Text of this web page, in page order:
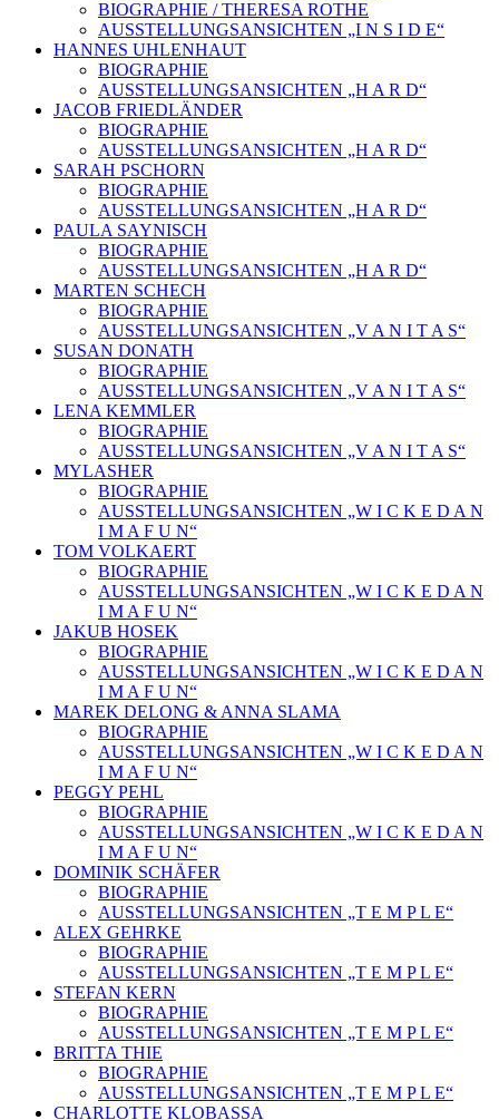
BIOGRAPHIE / THERESA ROTHE
AUSSTELLUNGSANSICHTEN „I N S I D E“
HANNES UHLENHAUT
BIOGRAPHIE
AUSSTELLUNGSANSICHTEN „H A R D“
JACOB FRIEDLÄNDER
BIOGRAPHIE
AUSSTELLUNGSANSICHTEN „H A R D“
SARAH PSCHORN
BIOGRAPHIE
AUSSTELLUNGSANSICHTEN „H A R D“
PAULA SAYNISCH
BIOGRAPHIE
AUSSTELLUNGSANSICHTEN „H A R D“
MARTEN SCHECH
BIOGRAPHIE
AUSSTELLUNGSANSICHTEN „V A N I T A S“
SUSAN DONATH
BIOGRAPHIE
AUSSTELLUNGSANSICHTEN „V A N I T A S“
LENA KEMMLER
BIOGRAPHIE
AUSSTELLUNGSANSICHTEN „V A N I T A S“
MYLASHER
BIOGRAPHIE
AUSSTELLUNGSANSICHTEN „W I C K E D A N
I M A F U N“
TOM VOLKAERT
BIOGRAPHIE
AUSSTELLUNGSANSICHTEN „W I C K E D A N
I M A F U N“
JAKUB HOSEK
BIOGRAPHIE
AUSSTELLUNGSANSICHTEN „W I C K E D A N
I M A F U N“
MAREK DELONG & ANNA SLAMA
BIOGRAPHIE
AUSSTELLUNGSANSICHTEN „W I C K E D A N
I M A F U N“
PEGGY PEHL
BIOGRAPHIE
AUSSTELLUNGSANSICHTEN „W I C K E D A N
I M A F U N“
DOMINIK SCHÄFER
BIOGRAPHIE
AUSSTELLUNGSANSICHTEN „T E M P L E“
ALEX GEHRKE
BIOGRAPHIE
AUSSTELLUNGSANSICHTEN „T E M P L E“
STEFAN KERN
BIOGRAPHIE
AUSSTELLUNGSANSICHTEN „T E M P L E“
BRITTA THIE
BIOGRAPHIE
AUSSTELLUNGSANSICHTEN „T E M P L E“
CHARLOTTE KLOBASSA